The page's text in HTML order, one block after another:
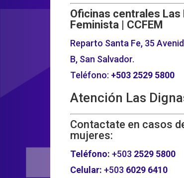
Oficinas centrales Las
Feminista | CCFEM
Reparto Santa Fe, 35
B, San Salvador.
Teléfono: +503 2529 5800
Atención Las
Contactate en casos
mujeres:
Teléfono: +503 2529 5800
Celular: +503 6029 6410